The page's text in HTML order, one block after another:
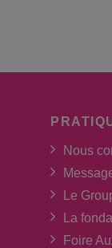
Nous
Le
La
Foire